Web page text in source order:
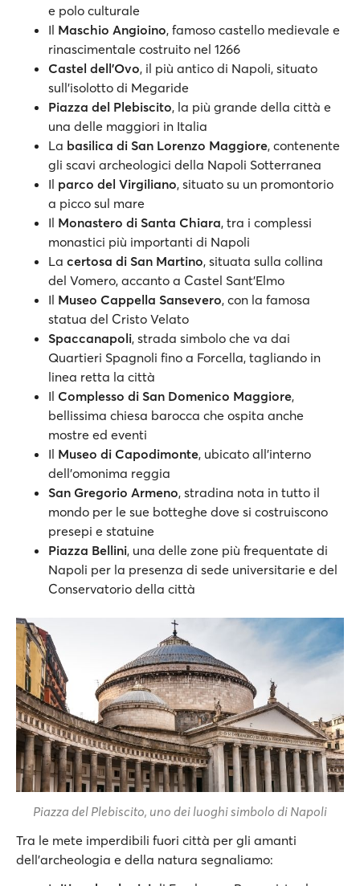
e polo culturale
Il Maschio Angioino, famoso castello medievale e
rinascimentale costruito nel 1266
Castel dell’Ovo, il più antico di Napoli, situato
sull'isolotto di Megaride
Piazza del Plebiscito, la più grande della città e
una delle maggiori in Italia
La basilica di San Lorenzo Maggiore, contenente
gli scavi archeologici della Napoli Sotterranea
Il parco del Virgiliano, situato su un promontorio
a picco sul mare
Il Monastero di Santa Chiara, tra i complessi
monastici più importanti di Napoli
La certosa di San Martino, situata sulla collina
del Vomero, accanto a Castel Sant'Elmo
Il Museo Cappella Sansevero, con la famosa
statua del Cristo Velato
Spaccanapoli, strada simbolo che va dai
Quartieri Spagnoli fino a Forcella, tagliando in
linea retta la città
Il Complesso di San Domenico Maggiore,
bellissima chiesa barocca che ospita anche
mostre ed eventi
Il Museo di Capodimonte, ubicato all'interno
dell'omonima reggia
San Gregorio Armeno, stradina nota in tutto il
mondo per le sue botteghe dove si costruiscono
presepi e statuine
Piazza Bellini, una delle zone più frequentate di
Napoli per la presenza di sede universitarie e del
Conservatorio della città
Piazza del Plebiscito, uno dei luoghi simbolo di Napoli
Tra le mete imperdibili fuori città per gli amanti
dell’archeologia e della natura segnaliamo: